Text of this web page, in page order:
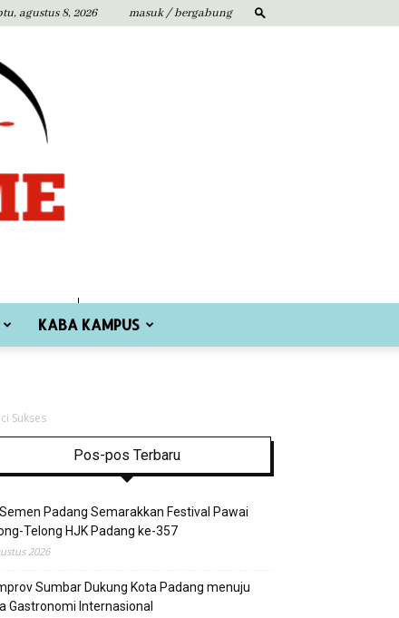
agustus 8, 2026 masuk / bergabung
KABA KAMPUS
Sukses
Pos-pos Terbaru
Padang Semarakkan Festival Pawai
Telong HJK Padang ke-357
2026
Sumbar Dukung Kota Padang menuju
Gastronomi Internasional